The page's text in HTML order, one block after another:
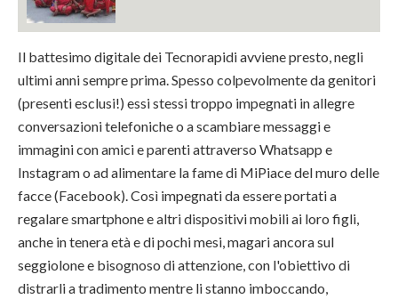
Il battesimo digitale dei Tecnorapidi avviene presto, negli
ultimi anni sempre prima. Spesso colpevolmente da genitori
(presenti esclusi!) essi stessi troppo impegnati in allegre
conversazioni telefoniche o a scambiare messaggi e
immagini con amici e parenti attraverso Whatsapp e
Instagram o ad alimentare la fame di MiPiace del muro delle
facce (Facebook). Così impegnati da essere portati a
regalare smartphone e altri dispositivi mobili ai loro figli,
anche in tenera età e di pochi mesi, magari ancora sul
seggiolone e bisognoso di attenzione, con l'obiettivo di
distrarli a tradimento mentre li stanno imboccando,